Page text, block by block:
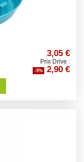
3,05 €
Prix Drive :
-5% 2,90 €